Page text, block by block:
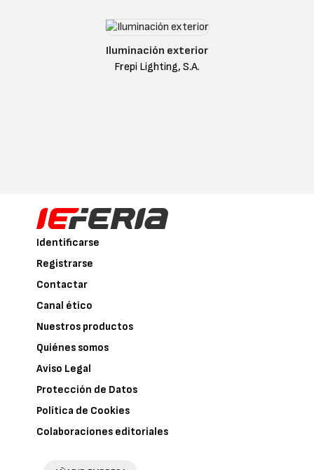
Iluminación exterior
Frepi Lighting, S.A.
Identificarse
Registrarse
Contactar
Canal ético
Nuestros productos
Quiénes somos
Aviso Legal
Protección de Datos
Política de Cookies
Colaboraciones editoriales